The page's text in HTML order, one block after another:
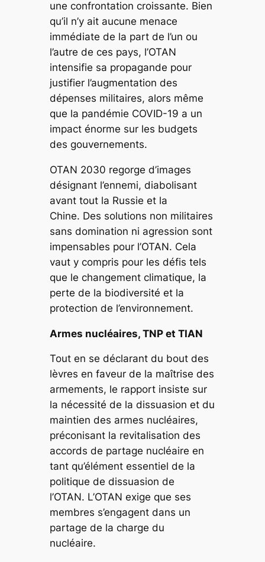
une confrontation croissante. Bien
qu’il n’y ait aucune menace
immédiate de la part de l’un ou
l’autre de ces pays, l’OTAN
intensifie sa propagande pour
justifier l’augmentation des
dépenses militaires, alors même
que la pandémie COVID-19 a un
impact énorme sur les budgets
des gouvernements.
OTAN 2030 regorge d’images
désignant l’ennemi, diabolisant
avant tout la Russie et la
Chine. Des solutions non militaires
sans domination ni agression sont
impensables pour l’OTAN. Cela
vaut y compris pour les défis tels
que le changement climatique, la
perte de la biodiversité et la
protection de l’environnement.
Armes nucléaires, TNP et TIAN
Tout en se déclarant du bout des
lèvres en faveur de la maîtrise des
armements, le rapport insiste sur
la nécessité de la dissuasion et du
maintien des armes nucléaires,
préconisant la revitalisation des
accords de partage nucléaire en
tant qu’élément essentiel de la
politique de dissuasion de
l’OTAN. L’OTAN exige que ses
membres s’engagent dans un
partage de la charge du
nucléaire.